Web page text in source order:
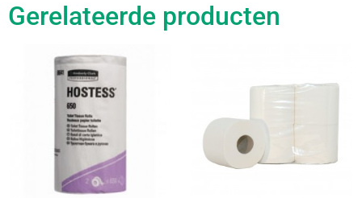
Gerelateerde producten